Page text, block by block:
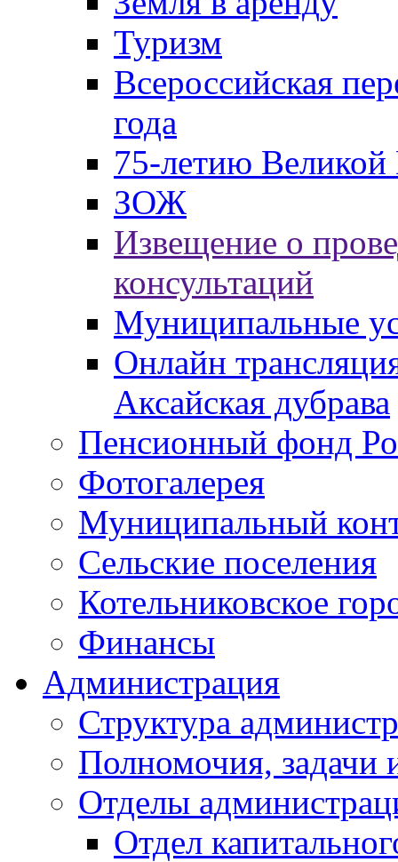
Туризм
Всероссийская
года
75-летию
ЗОЖ
Извещение о
консультаций
Муниципальные
Онлайн
Аксайская дубрава
Пенсионный фонд
Фотогалерея
Муниципальный
Сельские поселения
Котельниковское
Финансы
Администрация
Структура
Полномочия, задачи
Отделы
Отдел